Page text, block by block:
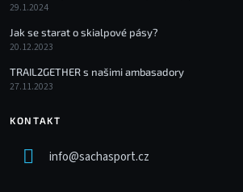
29.1.2024
Jak se starat o skialpové pásy?
20.12.2023
TRAIL2GETHER s našimi ambasadory
27.11.2023
KONTAKT
info@sachasport.cz